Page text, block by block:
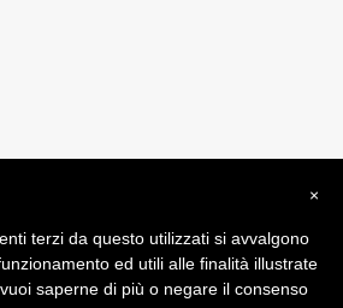
su Misura srl
di Vendita - Terms and Conditions
×
terzi da questo utilizzati si avvalgono
ed utili alle finalità illustrate
saperne di più o negare il consenso